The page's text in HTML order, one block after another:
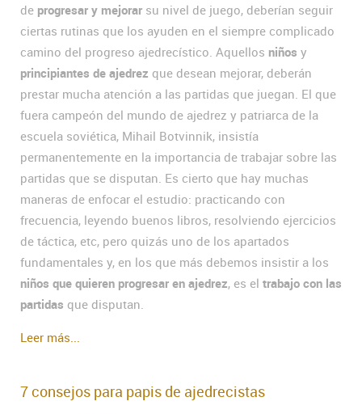
de progresar y mejorar su nivel de juego, deberían seguir
ciertas rutinas que los ayuden en el siempre complicado
camino del progreso ajedrecístico. Aquellos niños y
principiantes de ajedrez que desean mejorar, deberán
prestar mucha atención a las partidas que juegan. El que
fuera campeón del mundo de ajedrez y patriarca de la
escuela soviética, Mihail Botvinnik, insistía
permanentemente en la importancia de trabajar sobre las
partidas que se disputan. Es cierto que hay muchas
maneras de enfocar el estudio: practicando con
frecuencia, leyendo buenos libros, resolviendo ejercicios
de táctica, etc, pero quizás uno de los apartados
fundamentales y, en los que más debemos insistir a los
niños que quieren progresar en ajedrez, es el trabajo con las
partidas que disputan.
Leer más...
7 consejos para papis de ajedrecistas